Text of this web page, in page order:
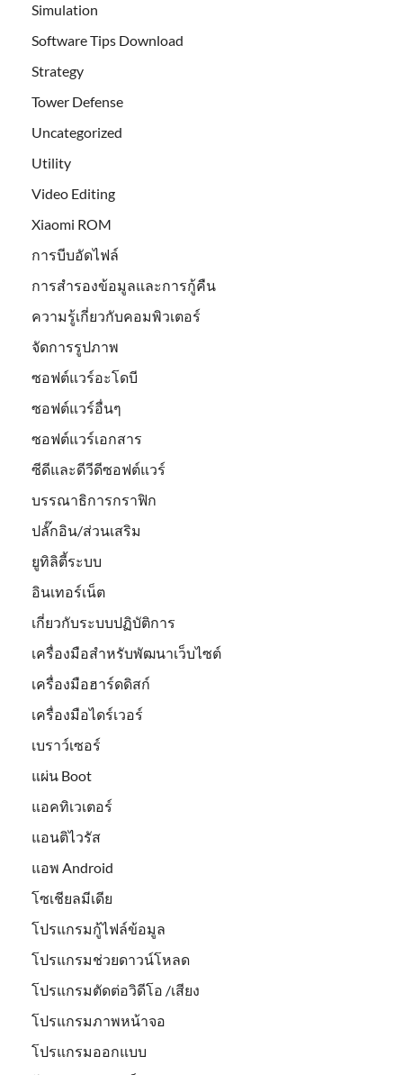
Simulation
Software Tips Download
Strategy
Tower Defense
Uncategorized
Utility
Video Editing
Xiaomi ROM
การบีบอัดไฟล์
การสำรองข้อมูลและการกู้คืน
ความรู้เกี่ยวกับคอมพิวเตอร์
จัดการรูปภาพ
ซอฟต์แวร์อะโดบี
ซอฟต์แวร์อื่นๆ
ซอฟต์แวร์เอกสาร
ซีดีและดีวีดีซอฟต์แวร์
บรรณาธิการกราฟิก
ปลั๊กอิน/ส่วนเสริม
ยูทิลิตี้ระบบ
อินเทอร์เน็ต
เกี่ยวกับระบบปฏิบัติการ
เครื่องมือสำหรับพัฒนาเว็บไซต์
เครื่องมือฮาร์ดดิสก์
เครื่องมือไดร์เวอร์
เบราว์เซอร์
แผ่น Boot
แอคทิเวเตอร์
แอนติไวรัส
แอพ Android
โซเชียลมีเดีย
โปรแกรมกู้ไฟล์ข้อมูล
โปรแกรมช่วยดาวน์โหลด
โปรแกรมตัดต่อวิดีโอ /เสียง
โปรแกรมภาพหน้าจอ
โปรแกรมออกแบบ